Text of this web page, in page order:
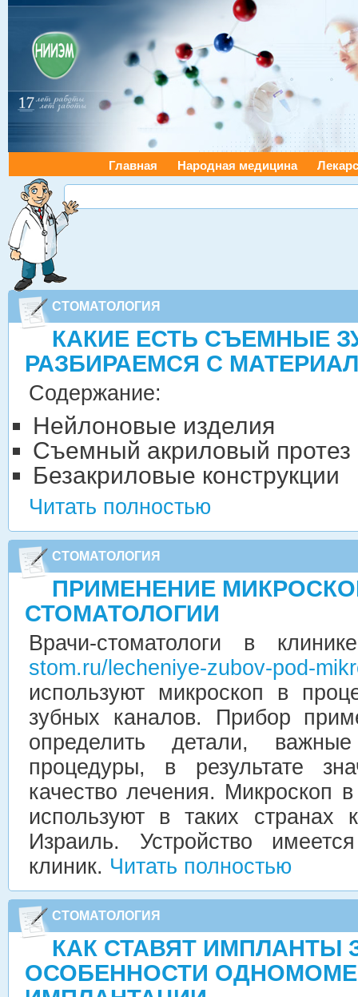
Главная Народная медицина
СТОМАТОЛОГИЯ
КАКИЕ ЕСТЬ СЪЕМНЫЕ
РАЗБИРАЕМСЯ С
Содержание:
Нейлоновые изделия
Съемный акриловый протез
Безакриловые конструкции
Читать полностью
СТОМАТОЛОГИЯ
ПРИМЕНЕНИЕ
СТОМАТОЛОГИИ
Врачи-стоматологи в
stom.ru/lecheniye-zubov-pod-
используют микроскоп в
зубных каналов. Прибор
определить детали,
процедуры, в результате
качество лечения. Микроскоп
используют в таких странах
Израиль. Устройство
клиник. Читать полностью
СТОМАТОЛОГИЯ
КАК СТАВЯТ ИМПЛАНТЫ
ОСОБЕННОСТИ